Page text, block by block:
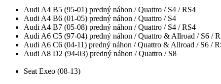
Audi A4 B5 (95-01) predný náhon / Quattro / S4 / RS4
Audi A4 B6 (01-05) predný náhon / Quattro / S4
Audi A4 B7 (05-08) predný náhon / Quattro / S4 / RS4
Audi A6 C5 (97-04) predný náhon / Quattro & Allroad / S6 /
Audi A6 C6 (04-11) predný náhon / Quattro & Allroad / S6 /
Audi A8 D2 (94-03) predný náhon / Quattro / S8
Seat Exeo (08-13)